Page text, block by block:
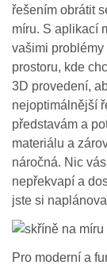
řešením obrátit
míru. S aplikací
vašimi
prostoru, kde
3D provedení,
nejoptimálnější
představám a
materiálu a
náročná. Nic
nepřekvapí a
jste si
Pro moderní a